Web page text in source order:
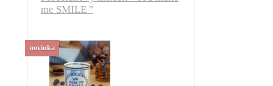
me SMILE "
novinka